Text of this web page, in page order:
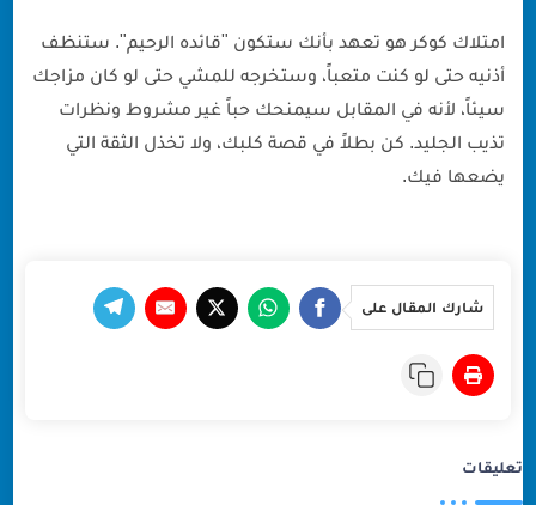
امتلاك كوكر هو تعهد بأنك ستكون "قائده الرحيم". ستنظف
أذنيه حتى لو كنت متعباً، وستخرجه للمشي حتى لو كان مزاجك
سيئاً، لأنه في المقابل سيمنحك حباً غير مشروط ونظرات
تذيب الجليد. كن بطلاً في قصة كلبك، ولا تخذل الثقة التي
يضعها فيك.
شارك المقال على
تعليقات